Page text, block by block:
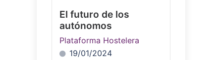
El futuro de los
autónomos
Plataforma Hostelera
19/01/2024